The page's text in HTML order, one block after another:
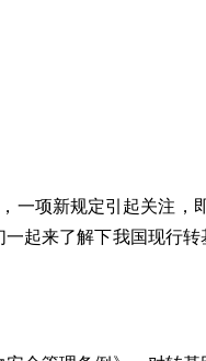
一项新规定引起关注，
一起来了解下我国现行